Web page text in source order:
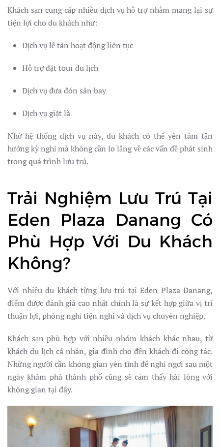
Khách sạn cung cấp nhiều dịch vụ hỗ trợ nhằm mang lại sự
tiện lợi cho du khách như:
Dịch vụ lễ tân hoạt động liên tục
Hỗ trợ đặt tour du lịch
Dịch vụ đưa đón sân bay
Dịch vụ giặt là
Nhờ hệ thống dịch vụ này, du khách có thể yên tâm tận
hưởng kỳ nghỉ mà không cần lo lắng về các vấn đề phát sinh
trong quá trình lưu trú.
Trải Nghiệm Lưu Trú Tại
Eden Plaza Danang Có
Phù Hợp Với Du Khách
Không?
Với nhiều du khách từng lưu trú tại Eden Plaza Danang,
điểm được đánh giá cao nhất chính là sự kết hợp giữa vị trí
thuận lợi, phòng nghỉ tiện nghi và dịch vụ chuyên nghiệp.
Khách sạn phù hợp với nhiều nhóm khách khác nhau, từ
khách du lịch cá nhân, gia đình cho đến khách đi công tác.
Những người cần không gian yên tĩnh để nghỉ ngơi sau một
ngày khám phá thành phố cũng sẽ cảm thấy hài lòng với
không gian tại đây.